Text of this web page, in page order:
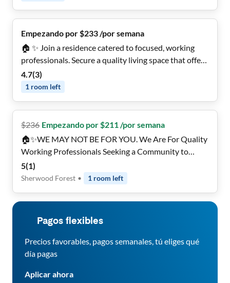
Empezando por $233 /por semana
🏠 ✨ Join a residence catered to focused, working
professionals. Secure a quality living space that offers
more than just the basics! 💡 All-Inclusive Utilities •
High-Speed WiFi • 🍴 Kitchen with Brand New
4.7(3)
1 room left
$236 Empezando por $211 /por semana
🏠✨WE MAY NOT BE FOR YOU. We Are For Quality
Working Professionals Seeking a Community to
#RentSmarter • A Home: You Deserve More Than
Just a Room!💡All Utilities • 1Gig WiFi • 🍽️Fully
5(1)
Sherwood Forest • 1 room left
Pagos flexibles
Precios favorables, pagos semanales, tú eliges qué
día pagas
Aplicar ahora